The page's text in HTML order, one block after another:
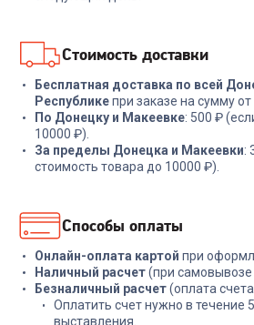
Стоимость доставки
Бесплатная доставка по всей
Республикепри заказе на сумму от
По Донецку и Макеевке: 500 ₽
10000 ₽).
За пределы Донецка и Макеевки:
стоимость товара до 10000 ₽).
Способы оплаты
Онлайн-оплата картой при
Наличный расчет(при самовывозе
Безналичный расчет(оплата
Оплатить счет нужно в течение
выставления.